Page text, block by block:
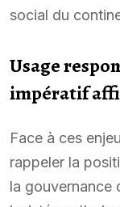
social du
Usage
impératif
Face à ces
rappeler la
la gouvernance